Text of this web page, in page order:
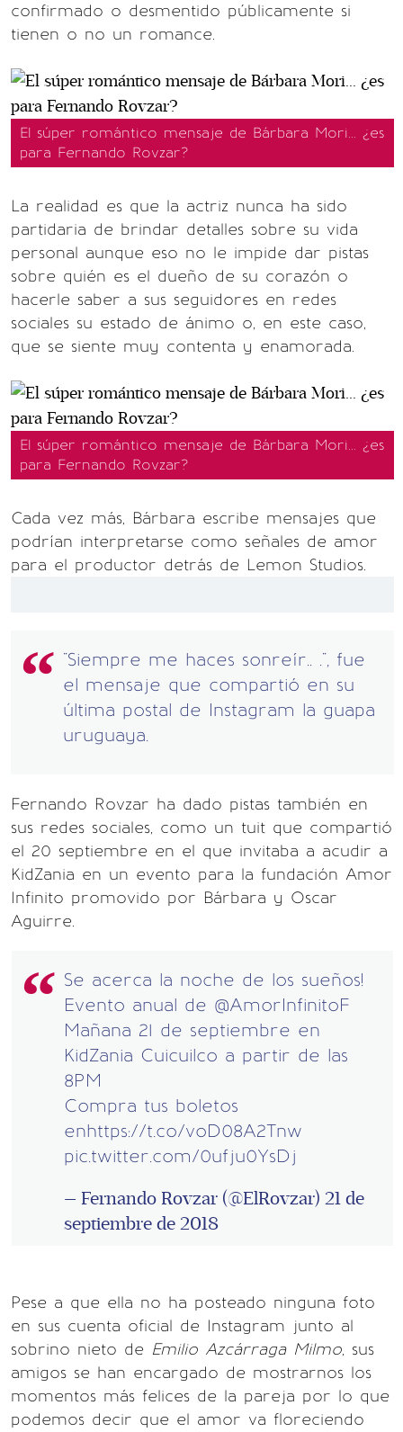
confirmado o desmentido públicamente si
tienen o no un romance.
El súper romántico mensaje de Bárbara Mori... ¿es
para Fernando Rovzar?
La realidad es que la actriz nunca ha sido
partidaria de brindar detalles sobre su vida
personal aunque eso no le impide dar pistas
sobre quién es el dueño de su corazón o
hacerle saber a sus seguidores en redes
sociales su estado de ánimo o, en este caso,
que se siente muy contenta y enamorada.
El súper romántico mensaje de Bárbara Mori... ¿es
para Fernando Rovzar?
Cada vez más, Bárbara escribe mensajes que
podrían interpretarse como señales de amor
para el productor detrás de Lemon Studios.
"Siempre me haces sonreír.. .", fue
el mensaje que compartió en su
última postal de Instagram la guapa
uruguaya.
Fernando Rovzar ha dado pistas también en
sus redes sociales, como un tuit que compartió
el 20 septiembre en el que invitaba a acudir a
KidZania en un evento para la fundación Amor
Infinito promovido por Bárbara y Oscar
Aguirre.
Se acerca la noche de los sueños!
Evento anual de @AmorInfinitoF
Mañana 21 de septiembre en
KidZania Cuicuilco a partir de las
8PM
Compra tus boletos
enhttps://t.co/voD08A2Tnw
pic.twitter.com/0ufju0YsDj
— Fernando Rovzar (@ElRovzar) 21 de
septiembre de 2018
Pese a que ella no ha posteado ninguna foto
en sus cuenta oficial de Instagram junto al
sobrino nieto de Emilio Azcárraga Milmo, sus
amigos se han encargado de mostrarnos los
momentos más felices de la pareja por lo que
podemos decir que el amor va floreciendo